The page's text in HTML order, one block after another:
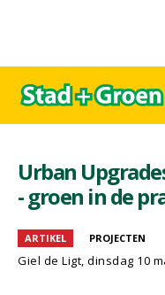
Urban
- groen in de
ARTIKEL PROJECTEN
Giel de Ligt, dinsdag 10